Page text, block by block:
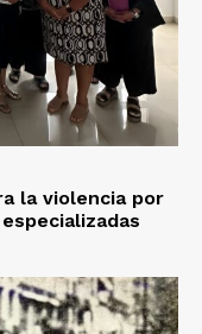
la violencia por